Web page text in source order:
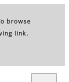
browse
link.